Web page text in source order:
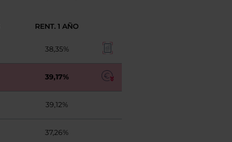
RENT. 1 AÑO
38,35%
39,17%
39,12%
37,26%